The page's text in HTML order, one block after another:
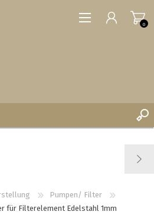
0
Pumpen/ Filter
für Filterelement Edelstahl 1mm